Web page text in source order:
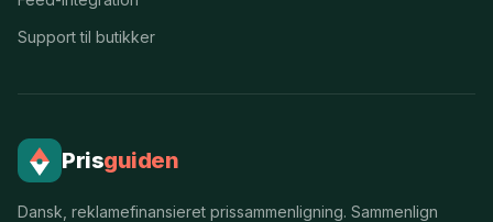
Support til butikker
Prisguiden
Dansk, reklamefinansieret prissammenligning. Sammenlign